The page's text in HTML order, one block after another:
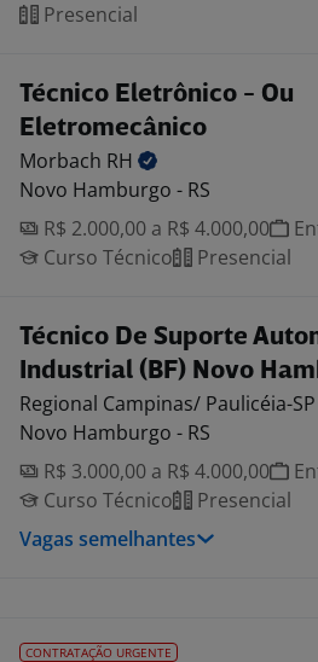
Presencial
Técnico Eletrônico - Ou
Eletromecânico
Morbach RH
Novo Hamburgo - RS
R$ 2.000,00 a R$ 4.000,00
Curso Técnico
Presencial
Técnico De Suporte
Industrial (BF) Novo
Regional Campinas/ Paulicéia-SP
Novo Hamburgo - RS
R$ 3.000,00 a R$ 4.000,00
Curso Técnico
Presencial
Vagas semelhantes
CONTRATAÇÃO URGENTE